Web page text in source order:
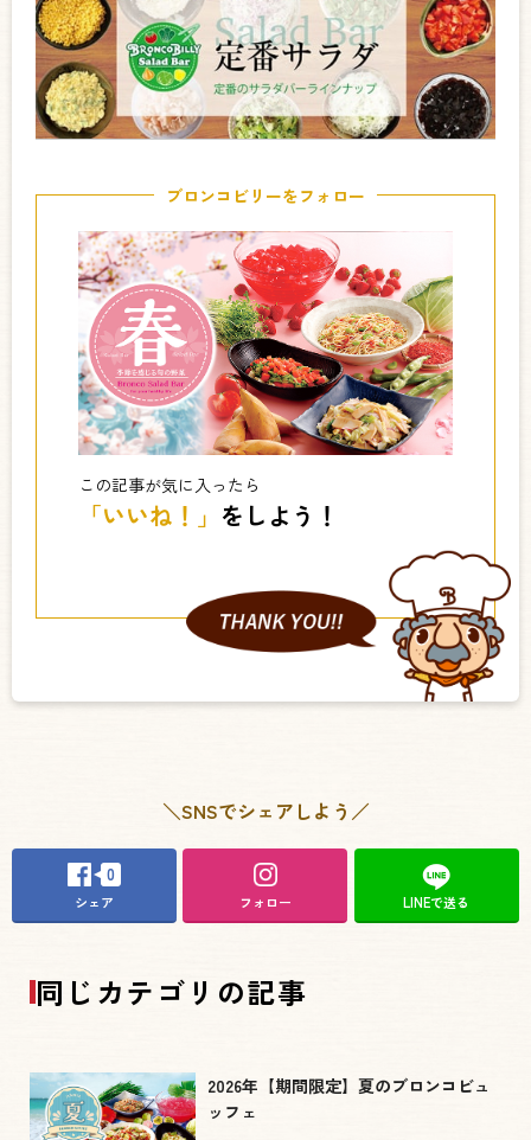
ブロンコビリーをフォロー
この記事が気に入ったら
「いいね！」 をしよう！
＼SNSでシェアしよう／
0
シェア フォロー LINEで送る
同じカテゴリの記事
2026年【期間限定】夏のブロンコビュ
ッフェ